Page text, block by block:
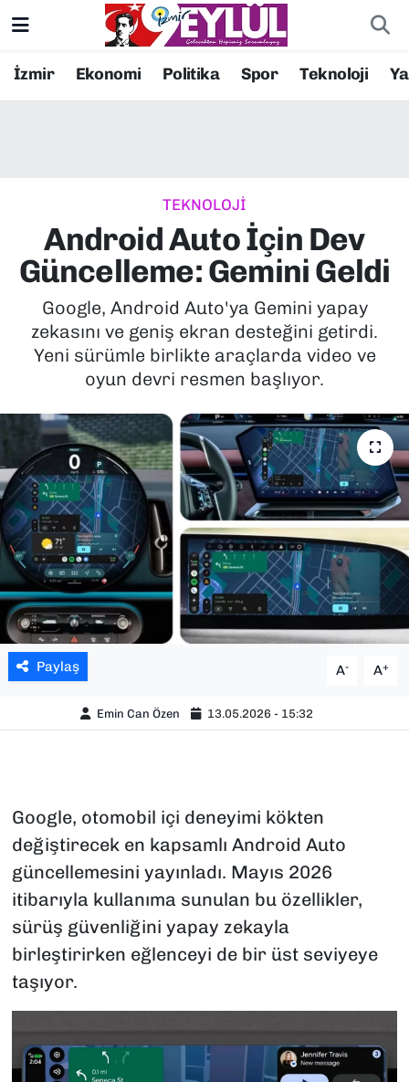
İzmir Ekonomi Politika Spor Teknoloji
TEKNOLOJİ
Android Auto İçin Dev
Güncelleme: Gemini Geldi
Google, Android Auto'ya Gemini yapay
zekasını ve geniş ekran desteğini getirdi.
Yeni sürümle birlikte araçlarda video ve
oyun devri resmen başlıyor.
Paylaş A- A+
Emin Can Özen 13.05.2026 - 15:32
Google, otomobil içi deneyimi kökten
değiştirecek en kapsamlı Android Auto
güncellemesini yayınladı. Mayıs 2026
itibarıyla kullanıma sunulan bu özellikler,
sürüş güvenliğini yapay zekayla
birleştirirken eğlenceyi de bir üst seviyeye
taşıyor.
Resmi İlanlar
EKONOMİ
KÜLTÜR SANAT
MAGAZİN
SAĞLIK
SPOR
TEKNOLOJİ
YAŞAM
YEREL YÖNETİMLER
Konak Nöbetçi Eczaneler
Süper Lig Puan Durumu ve Fikstür
Tüm Manşetler
Son Dakika Haberleri
Haber Arşivi